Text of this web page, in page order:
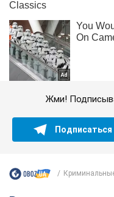
Жми!
Подписаться